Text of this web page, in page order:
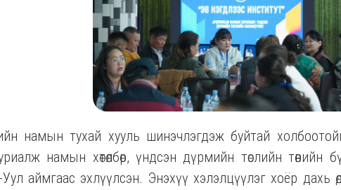
намын тухай хууль шинэчлэгдэж буйтай
намын хөтөлбөр, үндсэн дүрмийн төслийн төвийн
аймгаас эхлүүлсэн. Энэхүү хэлэлцүүлэг хоёр дахь